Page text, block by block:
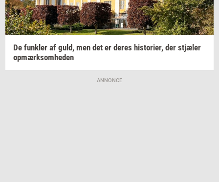
De funk­ler af guld, men det er deres hi­sto­ri­er, der stjæ­ler
op­mærk­som­he­den
ANNONCE